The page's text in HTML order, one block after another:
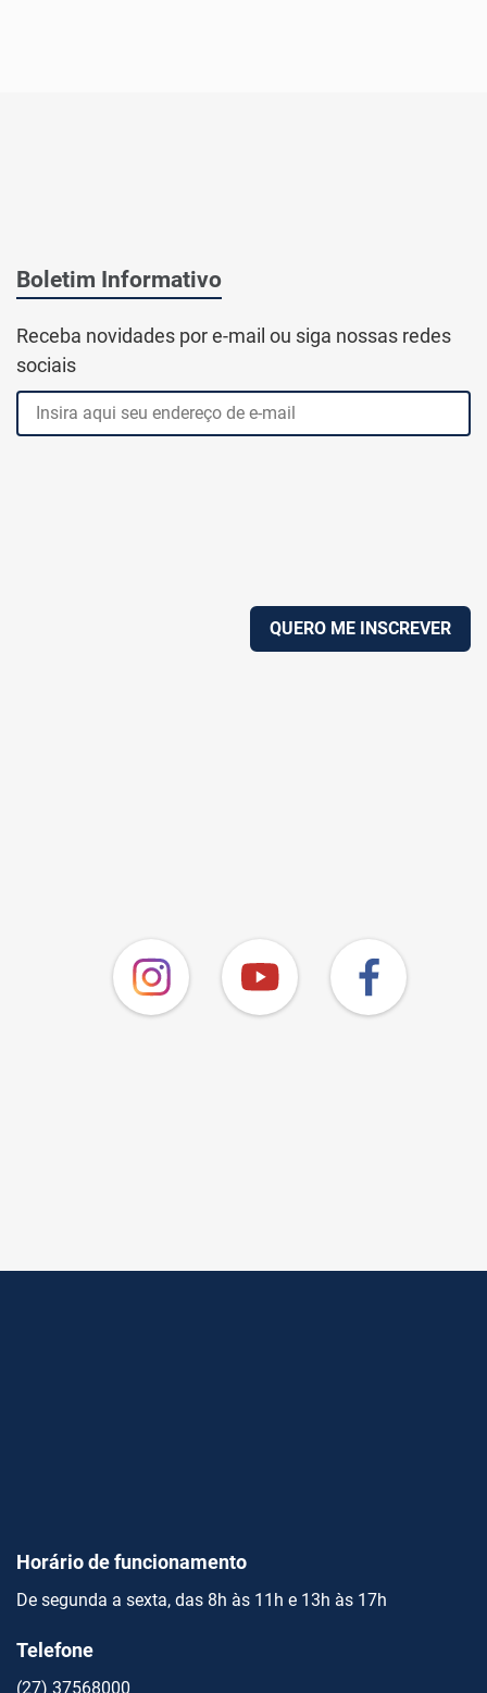
Boletim Informativo
Receba novidades por e-mail ou siga nossas redes
sociais
QUERO ME INSCREVER
Horário de funcionamento
De segunda a sexta, das 8h às 11h e 13h às 17h
Telefone
(27) 37568000